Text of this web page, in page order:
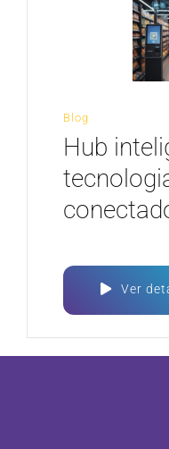
Blog
Hub
Ver